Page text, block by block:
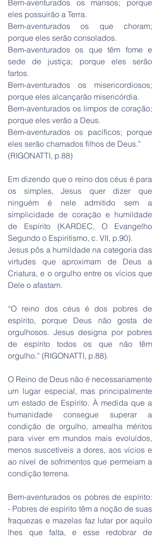
Bem-aventurados os mansos; porque
eles possuirão a Terra.
Bem-aventurados os que choram;
porque eles serão consolados.
Bem-aventurados os que têm fome e
sede de justiça; porque eles serão
fartos.
Bem-aventurados os misericordiosos;
porque eles alcançarão misericórdia.
Bem-aventurados os limpos de coração;
porque eles verão a Deus.
Bem-aventurados os pacíficos; porque
eles serão chamados filhos de Deus.”
(RIGONATTI, p.88)
Em dizendo que o reino dos céus é para
os simples, Jesus quer dizer que
ninguém é nele admitido sem a
simplicidade de coração e humildade
de Espírito (KARDEC, O Evangelho
Segundo o Espiritismo, c. VII, p.90).
Jesus pôs a humildade na categoria das
virtudes que aproximam de Deus a
Criatura, e o orgulho entre os vícios que
Dele o afastam.
“O reino dos céus é dos pobres de
espírito, porque Deus não gosta de
orgulhosos. Jesus designa por pobres
de espírito todos os que não têm
orgulho.” (RIGONATTI, p.88).
O Reino de Deus não é necessariamente
um lugar especial, mas principalmente
um estado de Espírito. À medida que a
humanidade consegue superar a
condição de orgulho, amealha méritos
para viver em mundos mais evoluídos,
menos suscetíveis a dores, aos vícios e
ao nível de sofrimentos que permeiam a
condição terrena.
Bem-aventurados os pobres de espírito:
- Pobres de espírito têm a noção de suas
fraquezas e mazelas faz lutar por aquilo
lhes que falta, e esse redobrar de